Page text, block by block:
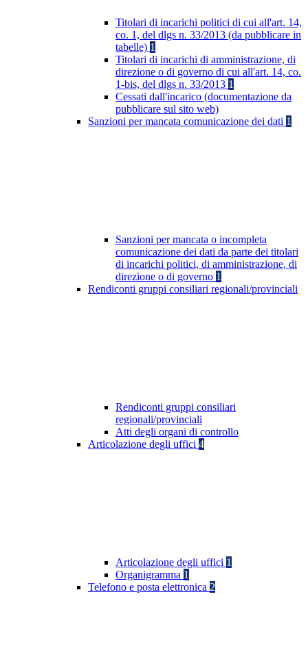
Titolari di incarichi politici di cui all'art. 14,
co. 1, del dlgs n. 33/2013 (da pubblicare in
tabelle) 1
Titolari di incarichi di amministrazione, di
direzione o di governo di cui all'art. 14, co.
1-bis, del dlgs n. 33/2013 1
Cessati dall'incarico (documentazione da
pubblicare sul sito web)
Sanzioni per mancata comunicazione dei dati 1
Sanzioni per mancata o incompleta
comunicazione dei dati da parte dei titolari
di incarichi politici, di amministrazione, di
direzione o di governo 1
Rendiconti gruppi consiliari regionali/provinciali
Rendiconti gruppi consiliari
regionali/provinciali
Atti degli organi di controllo
Articolazione degli uffici 4
Articolazione degli uffici 1
Organigramma 1
Telefono e posta elettronica 2